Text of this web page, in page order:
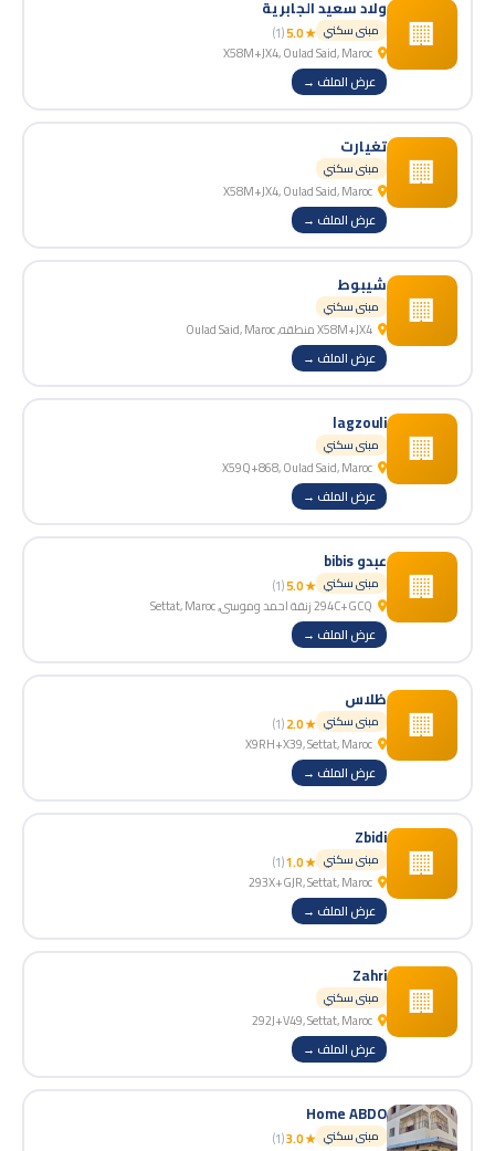
🏢 ولاد سعيد الجابرية
مبنى سكني ★ 5.0
(1)
عرض الملف →
🏢 تغيارت
مبنى سكني
عرض الملف →
🏢 شيبوط
مبنى سكني
عرض الملف →
🏢
lagzouli
مبنى سكني
عرض الملف →
🏢 عبدو bibis
مبنى سكني ★ 5.0
(1)
عرض الملف →
🏢 ظلاس
مبنى سكني ★ 2.0
(1)
عرض الملف →
🏢
Zbidi
مبنى سكني ★ 1.0
(1)
عرض الملف →
🏢
Zahri
مبنى سكني
عرض الملف →
Home ABDO
مبنى سكني ★ 3.0
(1)